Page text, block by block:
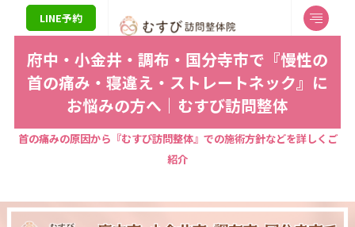
LINE予約
府中・小金井・調布・国分寺市で『慢性の
首の痛み・寝違え・ストレートネック』に
お悩みの方へ｜むすび訪問整体
首の痛みの原因から『むすび訪問整体』での施術方針などを詳しくご
紹介